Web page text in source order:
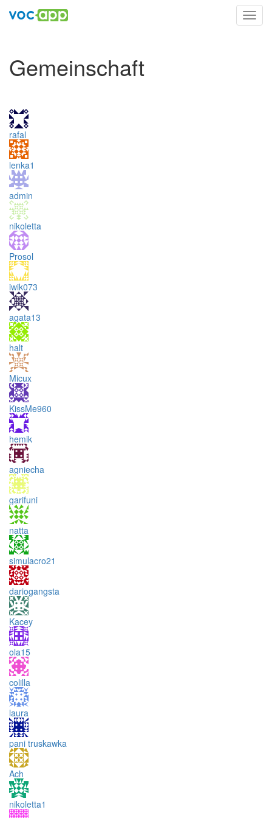
Gemeinschaft
rafal
lenka1
admin
nikoletta
Prosol
iwik073
agata13
halt
Micux
KissMe960
hemik
agniecha
garifuni
natta
simulacro21
dariogangsta
Kacey
ola15
colilla
laura
pani truskawka
Ach
nikoletta1